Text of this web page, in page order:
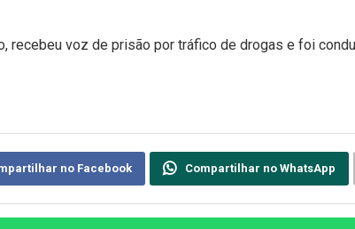
recebeu voz de prisão por tráfico de drogas e foi
no Facebook Compartilhar no WhatsApp